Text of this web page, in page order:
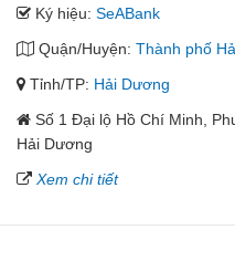
Ký hiệu: SeABank
Quận/Huyện: Thành phố
Tỉnh/TP: Hải Dương
Số 1 Đại lộ Hồ Chí Minh,
Hải Dương
Xem chi tiết